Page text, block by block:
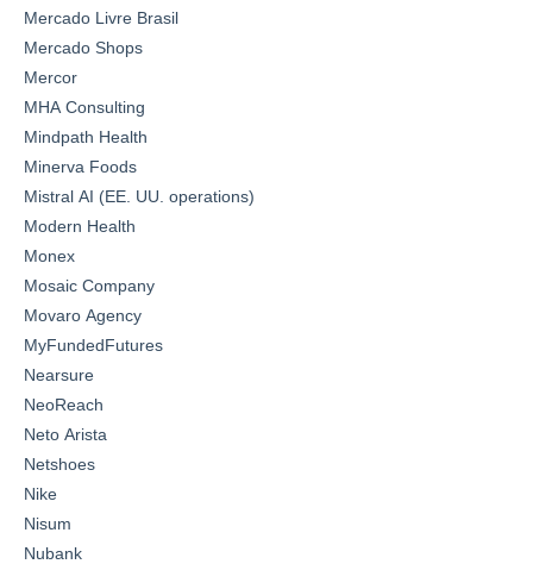
Mercado Livre Brasil
Mercado Shops
Mercor
MHA Consulting
Mindpath Health
Minerva Foods
Mistral AI (EE. UU. operations)
Modern Health
Monex
Mosaic Company
Movaro Agency
MyFundedFutures
Nearsure
NeoReach
Neto Arista
Netshoes
Nike
Nisum
Nubank